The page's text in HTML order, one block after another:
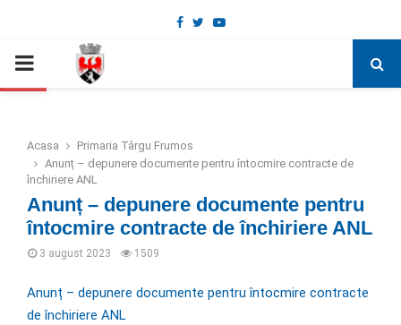
Deschide bara de unelte
Facebook
TwitterYoutube
PRIMARY
Acasa
Primaria Târgu Frumos
Anunț – depunere documente pentru întocmire contracte de
închiriere ANL
Anunț – depunere documente pentru
întocmire contracte de închiriere ANL
3 august 2023 1509
Anunț – depunere documente pentru întocmire contracte
de închiriere ANL